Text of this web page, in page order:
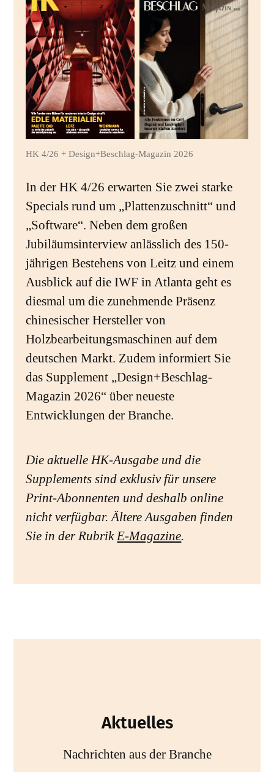
HK 4/26 + Design+Beschlag-Magazin 2026
In der HK 4/26 erwarten Sie zwei starke
Specials rund um „Plattenzuschnitt“ und
„Software“. Neben dem großen
Jubiläumsinterview anlässlich des 150-
jährigen Bestehens von Leitz und einem
Ausblick auf die IWF in Atlanta geht es
diesmal um die zunehmende Präsenz
chinesischer Hersteller von
Holzbearbeitungsmaschinen auf dem
deutschen Markt. Zudem informiert Sie
das Supplement „Design+Beschlag-
Magazin 2026“ über neueste
Entwicklungen der Branche.
Die aktuelle HK-Ausgabe und die
Supplements sind exklusiv für unsere
Print-Abonnenten und deshalb online
nicht verfügbar. Ältere Ausgaben finden
Sie in der Rubrik E-Magazine.
Aktuelles
Nachrichten aus der Branche